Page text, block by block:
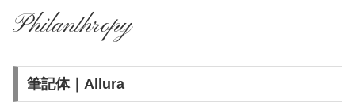
Philanthropy
筆記体｜Allura